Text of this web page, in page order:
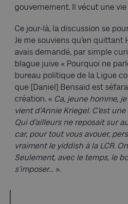
gouvernement. Il vécut une
Ce jour-là, la discussion se
Je me souviens qu’en quittant
avais demandé, par simple
blague juive « Pourquoi ne
bureau politique de la Ligue
que [Daniel] Bensaïd est
création. « Ca, jeune homme,
vient d’Annie Kriegel. C’est
Qui d’ailleurs ne reposait sur
car, pour tout vous avouer,
vraiment le yiddish à la LCR.
Seulement, avec le temps, le
s’imposer… ».